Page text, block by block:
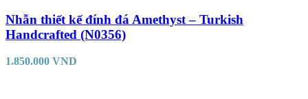
Nhẫn thiết kế đính đá Amethyst – Turkish
Handcrafted (N0356)
1.850.000 VND